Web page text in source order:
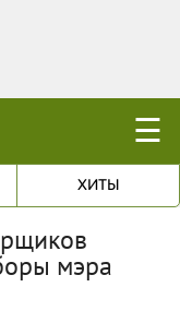
☰
ХИТЫ
мэра